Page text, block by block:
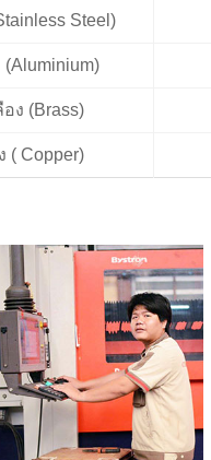
Steel)
ง (Brass)
( Copper)